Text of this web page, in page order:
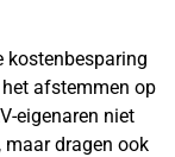
kostenbesparing
afstemmen op
eigenaren niet
maar dragen ook